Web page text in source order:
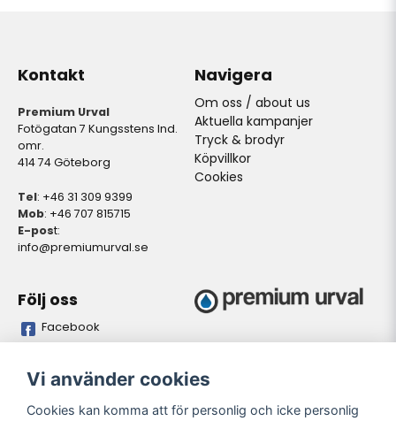
Kontakt
Premium Urval
Fotögatan 7 Kungsstens Ind.
omr.
414 74 Göteborg
Tel: +46 31 309 9399
Mob: +46 707 815715
E-post:
info@premiumurval.se
Navigera
Om oss / about us
Aktuella kampanjer
Tryck & brodyr
Köpvillkor
Cookies
Följ oss
Facebook
Bankgiro
5837-9371 528641-4
Vi använder cookies
Cookies kan komma att för personlig och icke personlig